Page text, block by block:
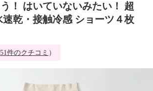
！ はいていないみたい！ 超
乾・接触冷感 ショーツ４枚
51件のクチコミ ）